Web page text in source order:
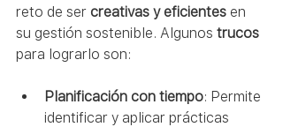
reto de ser creativas y eficientes en
su gestión sostenible. Algunos trucos
para lograrlo son:
Planificación con tiempo: Permite
identificar y aplicar prácticas